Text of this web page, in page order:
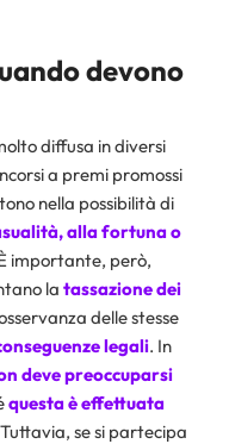
devono
diffusa in diversi
a premi promossi
nella possibilità di
alla fortuna o
importante, però,
la tassazione dei
delle stesse
legali. In
deve preoccuparsi
questa è effettuata
se si partecipa